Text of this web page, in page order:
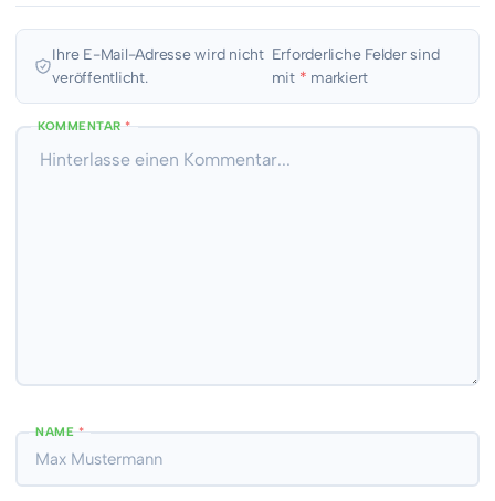
Ihre E-Mail-Adresse wird nicht
veröffentlicht.
Erforderliche Felder sind
mit * markiert
KOMMENTAR*
NAME*